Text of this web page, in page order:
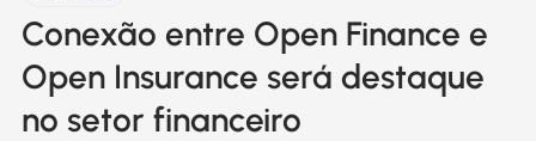
Conexão entre Open Finance e
Open Insurance será destaque
no setor financeiro